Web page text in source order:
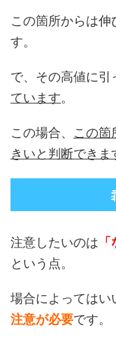
この箇所からは伸
す。
で、その高値に引
ています。
この場合、 この箇
きいと判断できま
注意したいのは
という点。
場合によってはい
注意が必要です。